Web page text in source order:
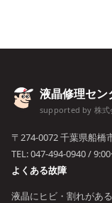
液晶修理セン
supported by 株式
〒274-0072 千葉県船橋
TEL:047-494-0940/
よくある故障
液晶にヒビ・割れがある